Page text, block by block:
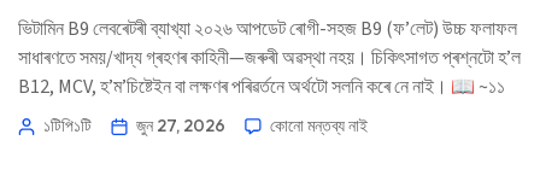
ভিটামিন B9 লেবৰেটৰী ব্যাখ্যা ২০২৬ আপডেট ৰোগী-সহজ B9 (ফ’লেট) উচ্চ ফলাফল
সাধাৰণতে সময়/খাদ্য গ্ৰহণৰ কাহিনী—জৰুৰী অৱস্থা নহয়। চিকিৎসাগত প্ৰশ্নটো হ’ল
B12, MCV, হ’ম’চিষ্টেইন বা লক্ষণৰ পৰিৱৰ্তনে অৰ্থটো সলনি কৰে নে নাই। 📖 ~১১
মিনিট 📅 ২৭ জুন, ২০২৬ 📝 প্ৰকাশিত: ২৭ জুন, ২০২৬ 🩺 চিকিৎসাগতভাৱে
পৰ্যালোচিত: ২৭ জুন, ২০২৬ ✅ প্ৰমাণ-ভিত্তিক এই […]
১টিপি১টি জুন 27, 2026 কোনো মন্তব্য নাই